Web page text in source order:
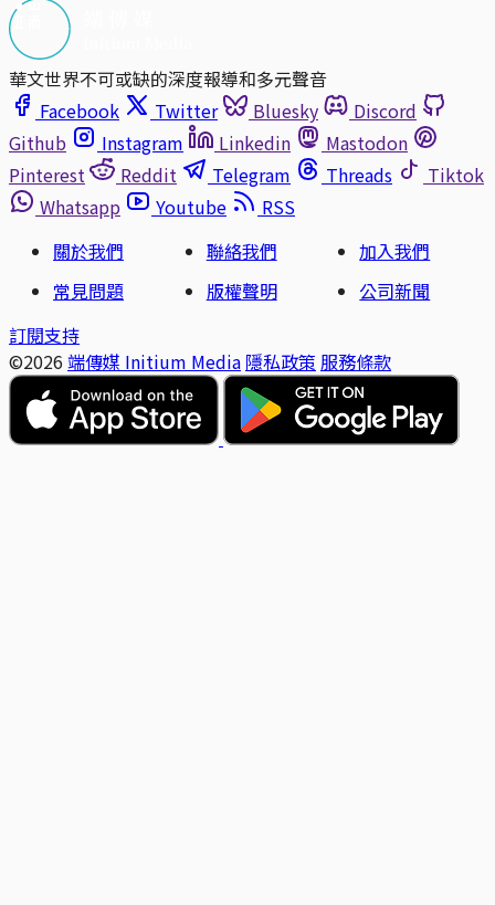
華文世界不可或缺的深度報導和多元聲音
Facebook
Twitter Bluesky
Discord
Github
Instagram Linkedin
Mastodon
Pinterest
Reddit Telegram Threads
Tiktok
Whatsapp
Youtube
RSS
關於我們
聯絡我們
加入我們
常見問題
版權聲明
公司新聞
訂閱支持
©2026 端傳媒 Initium Media 隱私政策 服務條款